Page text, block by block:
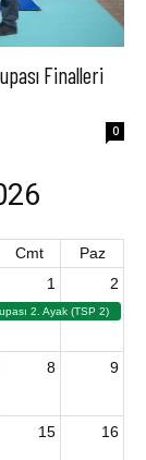
Finalleri
0
Cmt
Paz
2. Ayak (TSP 2)
1 2
8 9
15 16